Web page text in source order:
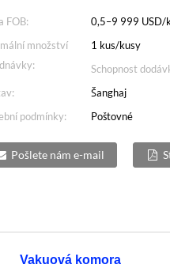
FOB:
0,5–9 999 USD/
množství
1 kus/kusy
Schopnost
Šanghaj
podmínky:
Poštovné
Pošlete nám e-mail
Vakuová komora